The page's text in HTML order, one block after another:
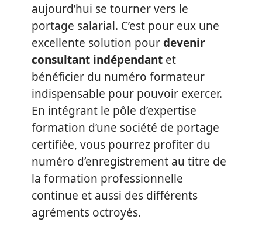
aujourd’hui se tourner vers le
portage salarial. C’est pour eux une
excellente solution pourdevenir
consultant indépendant et
bénéficier du numéro formateur
indispensable pour pouvoir exercer.
En intégrant le pôle d’expertise
formation d’une société de portage
certifiée, vous pourrez profiter du
numéro d’enregistrement au titre de
la formation professionnelle
continue et aussi des différents
agréments octroyés.